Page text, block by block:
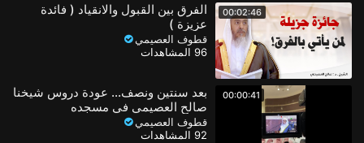
00:02:46
الفرق بين القبول والانقياد ( فائدة
عزيزة )
قطوف العصيمي
96 المشاهدات
00:00:41
بعد سنتين ونصف... عودة دروس شيخنا
صالح العصيمي في مسجده
قطوف العصيمي
92 المشاهدات